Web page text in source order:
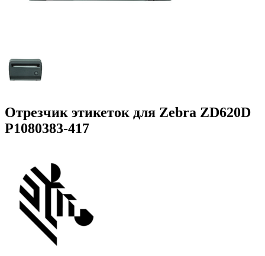
Отрезчик этикеток для Zebra ZD620D
P1080383-417